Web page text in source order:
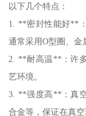
以下几个特点：
1. **密封性能好**
通常采用O型圈、金
2. **耐高温**：许
艺环境。
3. **强度高**：真
合金等，保证在真